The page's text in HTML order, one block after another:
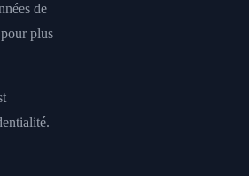
de
pour plus